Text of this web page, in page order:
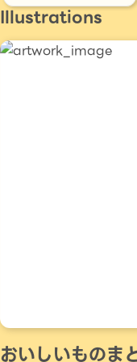
Illustrations
おいしいものま